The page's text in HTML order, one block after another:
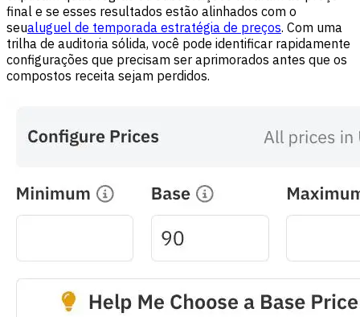
final e se esses resultados estão alinhados com o
seualuguel de temporada estratégia de preços. Com uma
trilha de auditoria sólida, você pode identificar rapidamente
configurações que precisam ser aprimorados antes que os
compostos receita sejam perdidos.